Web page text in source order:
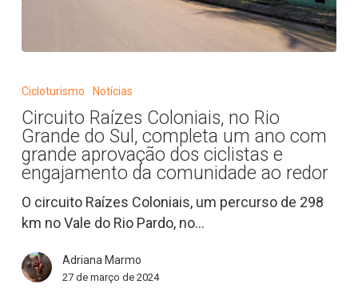
Raízes
no
Rio
Grande
Sul,
completa
um
ano
Cicloturismo Notícias
Circuito Raízes Coloniais, no Rio
Grande do Sul, completa um ano com
grande aprovação dos ciclistas e
engajamento da comunidade ao redor
O circuito Raízes Coloniais, um percurso de 298
km no Vale do Rio Pardo, no…
Adriana Marmo
27 de março de 2024